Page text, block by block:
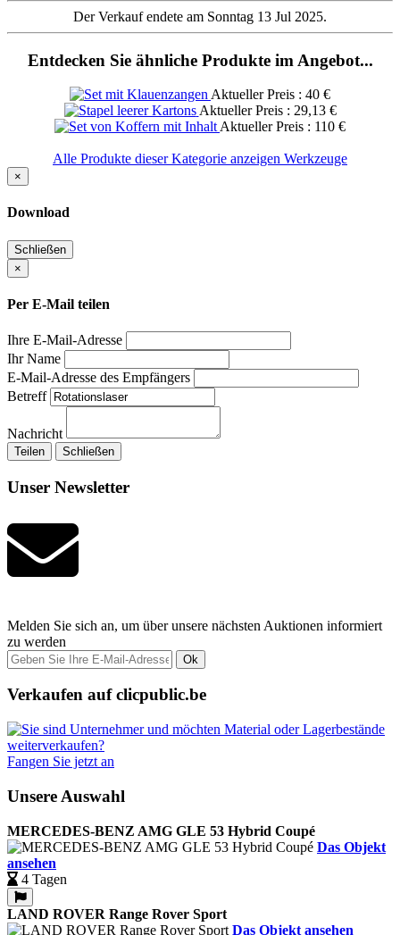
Der Verkauf endete am Sonntag 13 Jul 2025.
Entdecken Sie ähnliche Produkte im Angebot...
Aktueller Preis : 40 €
Aktueller Preis : 29,13 €
Aktueller Preis : 110 €
Alle Produkte dieser Kategorie anzeigen Werkzeuge
×
Download
Schließen
×
Per E-Mail teilen
Ihre E-Mail-Adresse
Ihr Name
E-Mail-Adresse des Empfängers
Betreff
Nachricht
Teilen Schließen
Unser Newsletter
Melden Sie sich an, um über unsere nächsten Auktionen informiert
zu werden
Ok
Verkaufen auf clicpublic.be
Fangen Sie jetzt an
Unsere Auswahl
MERCEDES-BENZ AMG GLE 53 Hybrid Coupé
Das Objekt
ansehen
4 Tagen
LAND ROVER Range Rover Sport
Das Objekt ansehen